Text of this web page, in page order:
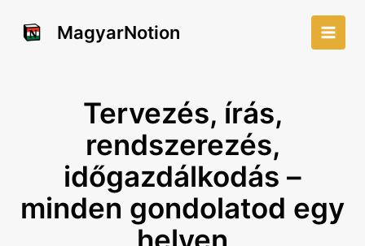
MagyarNotion
Main
Tervezés, írás,
rendszerezés,
időgazdálkodás –
minden gondolatod egy